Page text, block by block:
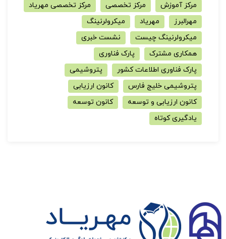
مرکز آموزش
مرکز تخصصی
مرکز تخصصی مهریاد
مهرالبرز
مهریاد
میکرولرنینگ
میکرولرنینگ چیست
نشست خبری
همکاری مشترک
پارک فناوری
پارک فناوری اطلاعات کشور
پتروشیمی
پتروشیمی خلیج فارس
کانون ارزیابی
کانون ارزیابی و توسعه
کانون توسعه
یادگیری کوتاه